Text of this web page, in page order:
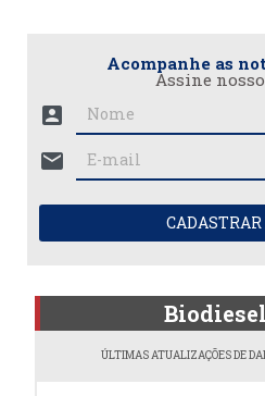
Acompanhe as
Assine
account_box
mail
ÚLTIMAS ATUALIZAÇÕES DE